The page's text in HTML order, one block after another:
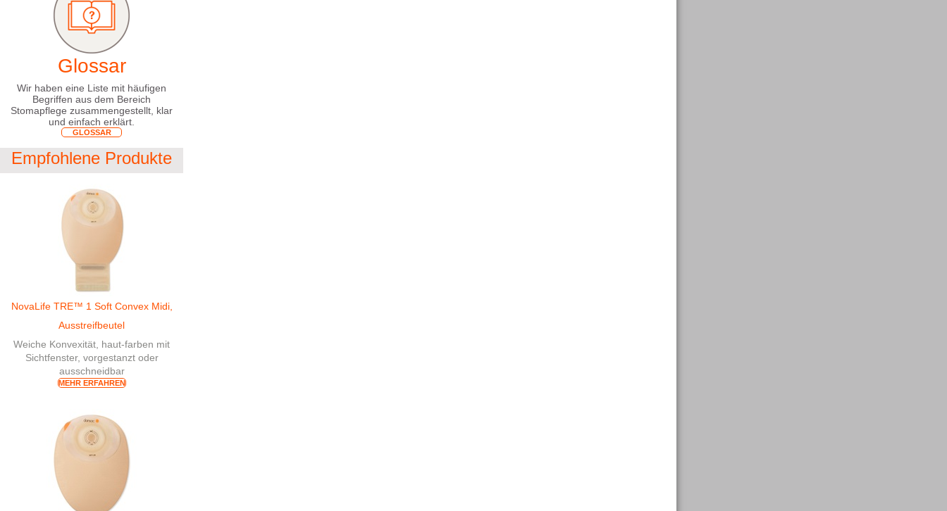
Glossar
Wir haben eine Liste mit häufigen
Begriffen aus dem Bereich
Stomapflege zusammengestellt, klar
und einfach erklärt.
GLOSSAR
Empfohlene Produkte
NovaLife TRE™ 1 Soft Convex Midi,
Ausstreifbeutel
Weiche Konvexität, haut-farben mit
Sichtfenster, vorgestanzt oder
ausschneidbar
MEHR ERFAHREN